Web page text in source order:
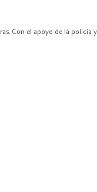
Con el apoyo de la policía